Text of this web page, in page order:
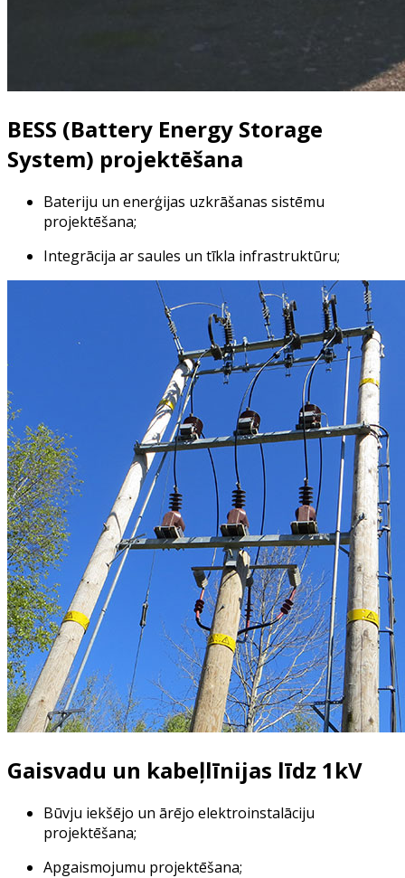
BESS (Battery Energy Storage
System) projektēšana
Bateriju un enerģijas uzkrāšanas sistēmu
projektēšana;
Integrācija ar saules un tīkla infrastruktūru;
Gaisvadu un kabeļlīnijas līdz 1kV
Būvju iekšējo un ārējo elektroinstalāciju
projektēšana;
Apgaismojumu projektēšana;